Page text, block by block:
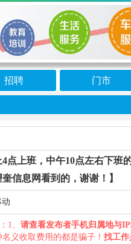
招聘 门市
点上班，中午10点左右下班
信息网看到的，谢谢！】
1、 请查看发布者手机归属地与
义收取费用的都是骗子！ 找工